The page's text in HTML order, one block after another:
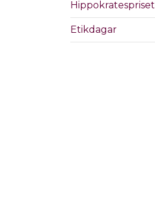
Hippokratespriset
Etikdagar